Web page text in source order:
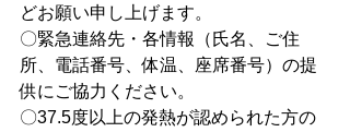
どお願い申し上げます。
〇緊急連絡先・各情報（氏名、ご住
所、電話番号、体温、座席番号）の提
供にご協力ください。
〇37.5度以上の発熱が認められた方の